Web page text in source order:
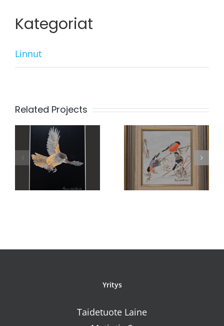
Kategoriat
Linnut
Related Projects
Kumman
valitsen
Suopöllö
Yritys
Taidetuote Laine